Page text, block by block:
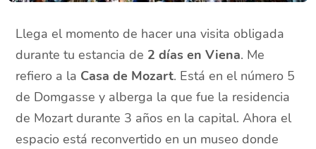
Llega el momento de hacer una visita obligada
durante tu estancia de 2 días en Viena. Me
refiero a la Casa de Mozart. Está en el número 5
de Domgasse y alberga la que fue la residencia
de Mozart durante 3 años en la capital. Ahora el
espacio está reconvertido en un museo donde